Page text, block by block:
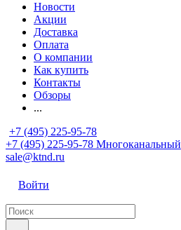
Новости
Акции
Доставка
Оплата
О компании
Как купить
Контакты
Обзоры
...
+7 (495) 225-95-78
+7 (495) 225-95-78 Многоканальный
sale@ktnd.ru
Войти